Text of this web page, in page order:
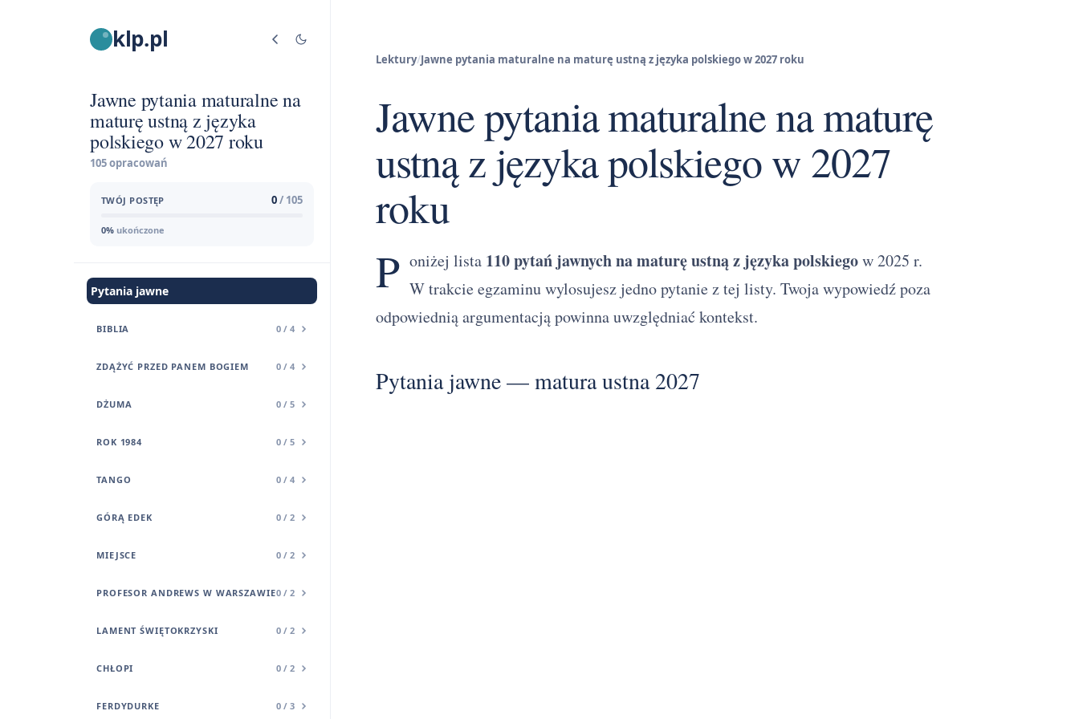
klp.pl
Jawne pytania maturalne na
maturę ustną z języka
polskiego w 2027 roku
105 opracowań
TWÓJ POSTĘP 0/ 105
0% ukończone
Pytania jawne
BIBLIA 0 / 4
ZDĄŻYĆ PRZED PANEM BOGIEM 0 / 4
DŻUMA 0 / 5
ROK 1984 0 / 5
TANGO 0 / 4
GÓRĄ EDEK 0 / 2
MIEJSCE 0 / 2
PROFESOR ANDREWS W WARSZAWIE0 / 2
LAMENT ŚWIĘTOKRZYSKI 0 / 2
CHŁOPI 0 / 2
FERDYDURKE 0 / 3
Lektury/Jawne pytania maturalne na maturę ustną z języka polskiego w 2027 roku
Jawne pytania maturalne na maturę
ustną z języka polskiego w 2027
roku
P oniżej lista 110 pytań jawnych na maturę ustną z języka polskiegow 2025 r.
W trakcie egzaminu wylosujesz jedno pytanie z tej listy. Twoja wypowiedź poza
odpowiednią argumentacją powinna uwzględniać kontekst.
Pytania jawne — matura ustna 2027